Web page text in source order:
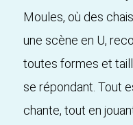
Moules, où des
une scène en U,
toutes formes et
se répondant. Tout
chante, tout en